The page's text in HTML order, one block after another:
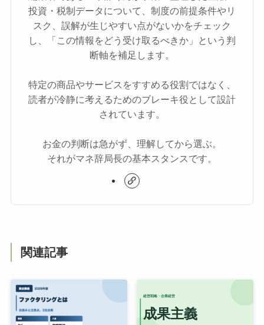
投資・税制データについて、制度の前提条件やリ
スク、誤解が生じやすい点がないかをチェック
し、「この情報をどう受け取るべきか」という判
断軸を補足します。
特定の商品やサービスをすすめる役割ではなく、
読者が冷静に考えるためのブレーキ役として設計
されています。
お金の判断は急がず、理解してから選ぶ。
それがマネ辞局長の基本スタンスです。
関連記事